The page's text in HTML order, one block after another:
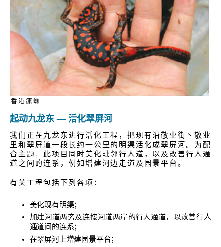
香港瘰螈
起动九龙东 — 活化翠屏河
我们正在九龙东进行活化工程，把现有沿敬业街丶敬业
里和翠屏道一段长约一公里的明渠活化成翠屏河。为配
合主题，此项目同时美化毗邻行人道，以及改善行人通
道之间的连系，例如增建河边走道及园景平台。
有关工程包括下列各项：
美化现有明渠；
加建河道两旁及连接河道两岸的行人通道，以改善行人
通道间的连系；
在翠屏河上增建园景平台；